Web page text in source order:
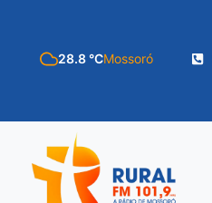
28.8 °CMossoró